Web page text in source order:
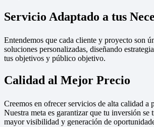
Servicio Adaptado a tus
Entendemos que cada cliente y proyecto son
soluciones personalizadas, diseñando
tus objetivos y público objetivo.
Calidad al Mejor Precio
Creemos en ofrecer servicios de alta calidad a
Nuestra meta es garantizar que tu inversión se
mayor visibilidad y generación de